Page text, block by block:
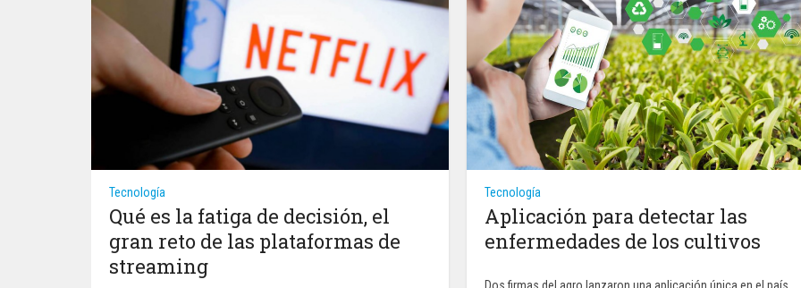
Tecnología
Qué es la fatiga de decisión, el
gran reto de las plataformas de
streaming
Tecnología
Aplicación para detectar las
enfermedades de los cultivos